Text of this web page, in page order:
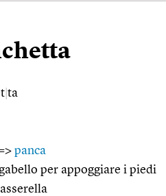
ta
panca
per appoggiare i piedi